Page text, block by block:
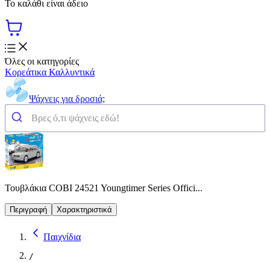
Το καλάθι είναι άδειο
Όλες οι κατηγορίες
Κορεάτικα Καλλυντικά
Ψάχνεις για δροσιά;
Τουβλάκια COBI 24521 Youngtimer Series Offici...
Περιγραφή Χαρακτηριστικά
Παιχνίδια
/